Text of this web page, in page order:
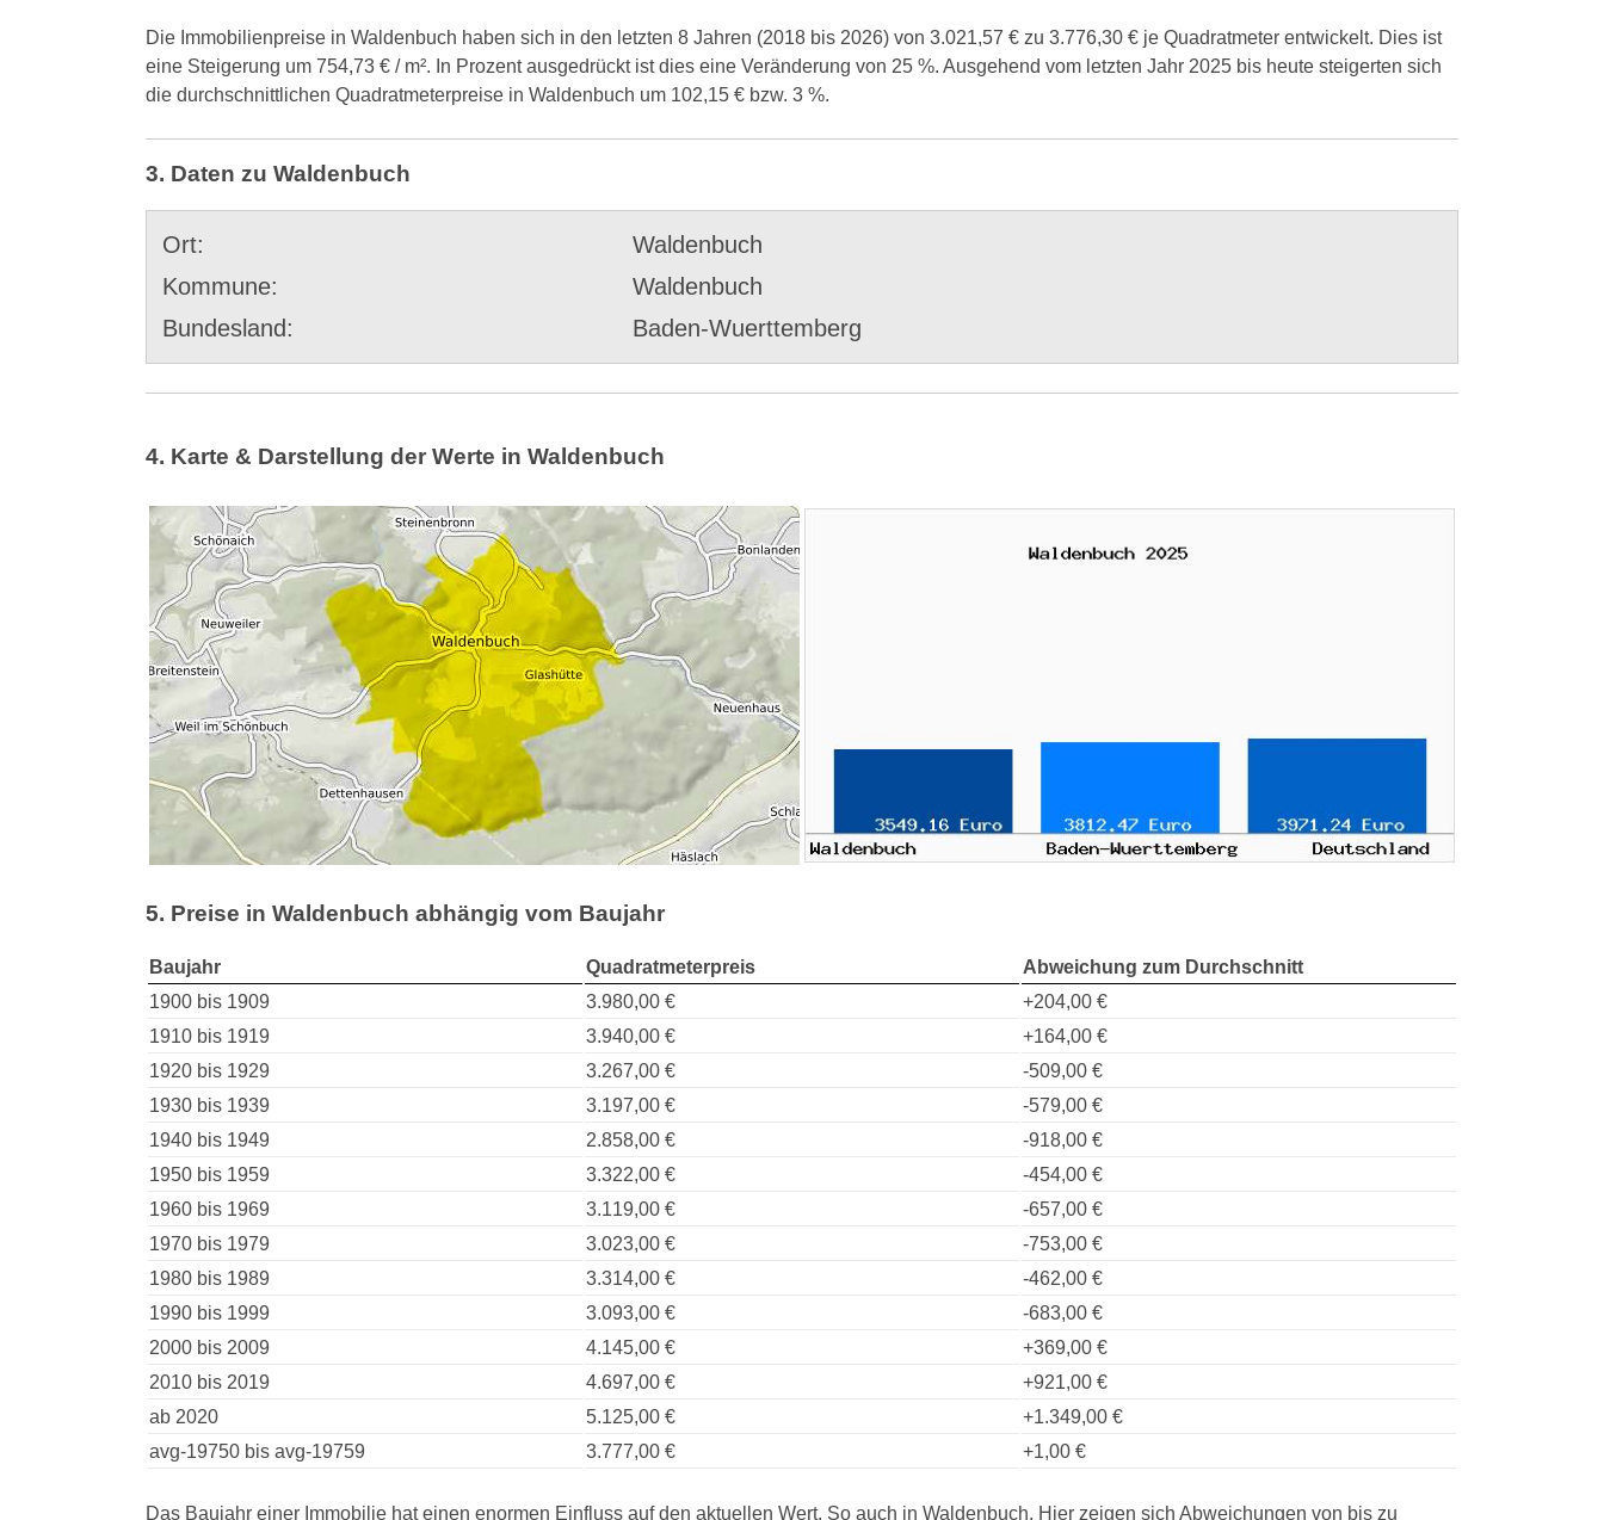
Die Immobilienpreise in Waldenbuch haben sich in den letzten 8 Jahren (2018 bis 2026) von 3.021,57 € zu 3.776,30 € je Quadratmeter entwickelt. Dies ist
eine Steigerung um 754,73 € / m². In Prozent ausgedrückt ist dies eine Veränderung von 25 %. Ausgehend vom letzten Jahr 2025 bis heute steigerten sich
die durchschnittlichen Quadratmeterpreise in Waldenbuch um 102,15 € bzw. 3 %.
3. Daten zu Waldenbuch
Ort:
Waldenbuch
Kommune:
Waldenbuch
Bundesland:
Baden-Wuerttemberg
4. Karte & Darstellung der Werte in Waldenbuch
5. Preise in Waldenbuch abhängig vom Baujahr
Baujahr Quadratmeterpreis
Abweichung zum Durchschnitt
1900 bis 1909
3.980,00 €
+204,00 €
1910 bis 1919
3.940,00 €
+164,00 €
1920 bis 1929
3.267,00 €
-509,00 €
1930 bis 1939
3.197,00 €
-579,00 €
1940 bis 1949
2.858,00 €
-918,00 €
1950 bis 1959
3.322,00 €
-454,00 €
1960 bis 1969
3.119,00 €
-657,00 €
1970 bis 1979
3.023,00 €
-753,00 €
1980 bis 1989
3.314,00 €
-462,00 €
1990 bis 1999
3.093,00 €
-683,00 €
2000 bis 2009
4.145,00 €
+369,00 €
2010 bis 2019
4.697,00 €
+921,00 €
ab 2020
5.125,00 €
+1.349,00 €
avg-19750 bis avg-19759
3.777,00 € +1,00 €
Das Baujahr einer Immobilie hat einen enormen Einfluss auf den aktuellen Wert. So auch in Waldenbuch. Hier zeigen sich Abweichungen von bis zu